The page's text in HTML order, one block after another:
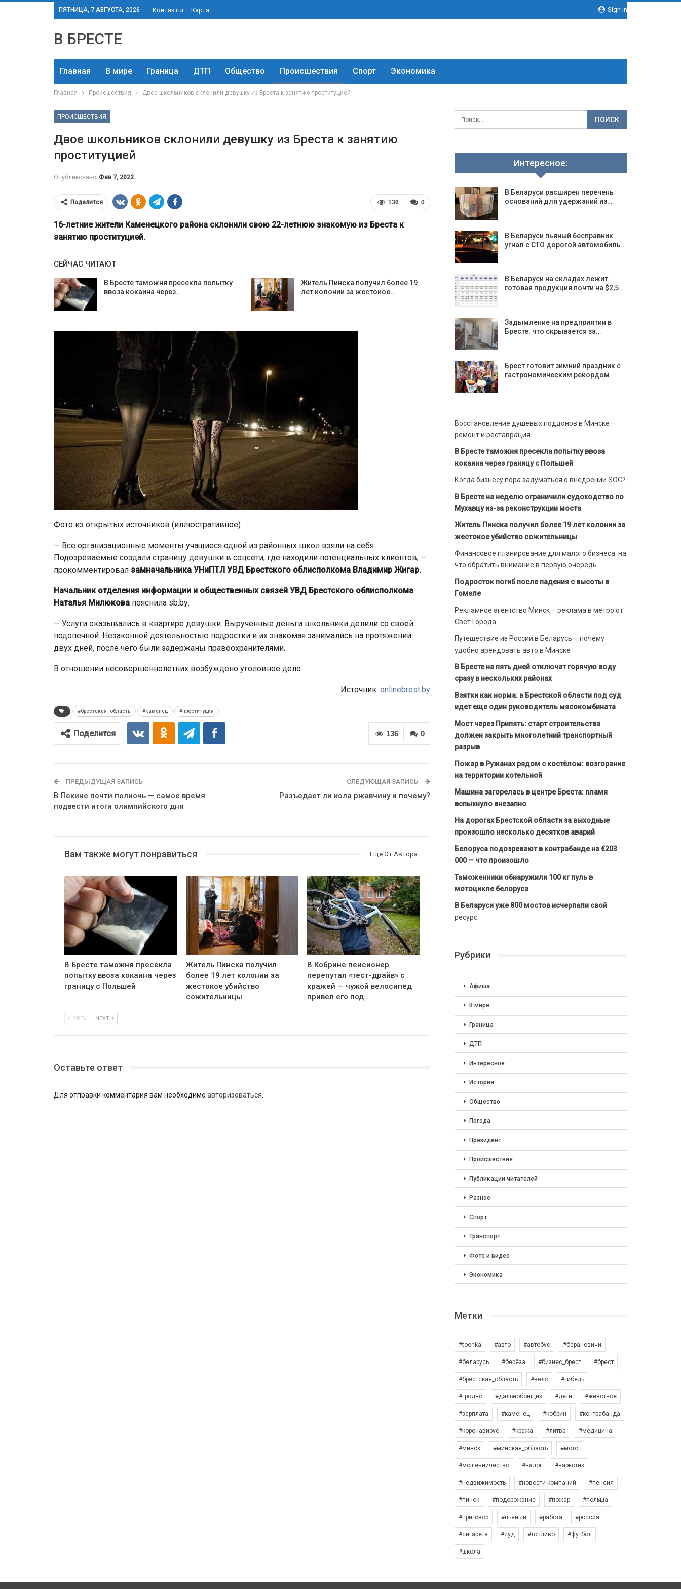
Sign in
ПЯТНИЦА, 7 АВГУСТА, 2026 Контакты Карта
В БРЕСТЕ
Главная В мире Граница ДТП Общество Происшествия Спорт Экономика
Главная Происшествия Двое школьников склонили девушку из Бреста к занятию проституцией
ПРОИСШЕСТВИЯ
Двое школьников склонили девушку из Бреста к занятию
проституцией
Опубликовано Фев 7, 2022
0
136
Поделится
16-летние жители Каменецкого района склонили свою 22-летнюю знакомую из Бреста к
занятию проституцией.
СЕЙЧАС ЧИТАЮТ
В Бресте таможня пресекла попытку
ввоза кокаина через…
Житель Пинска получил более 19
лет колонии за жестокое…
Фото из открытых источников (иллюстративное)
— Все организационные моменты учащиеся одной из районных школ взяли на себя.
Подозреваемые создали страницу девушки в соцсети, где находили потенциальных клиентов, —
прокомментировал замначальника УНиПТЛ УВД Брестского облисполкома Владимир Жигар.
Начальник отделения информации и общественных связей УВД Брестского облисполкома
Наталья Милюкова пояснила sb.by:
— Услуги оказывались в квартире девушки. Вырученные деньги школьники делили со своей
подопечной. Незаконной деятельностью подростки и их знакомая занимались на протяжении
двух дней, после чего были задержаны правоохранителями.
В отношении несовершеннолетних возбуждено уголовное дело.
Источник: onlinebrest.by
#брестская_область #каменец #проституция
0
136
Поделится
ПРЕДЫДУЩАЯ ЗАПИСЬ
В Пекине почти полночь — самое время
подвести итоги олимпийского дня
СЛЕДУЮЩАЯ ЗАПИСЬ
Разъедает ли кола ржавчину и почему?
Вам также могут понравиться Еще От Автора
В Бресте таможня пресекла
попытку ввоза кокаина через
границу с Польшей
Житель Пинска получил
более 19 лет колонии за
жестокое убийство
сожительницы
В Кобрине пенсионер
перепутал «тест-драйв» с
кражей — чужой велосипед
привел его под…
PREV NEXT
Оставьте ответ
Для отправки комментария вам необходимо авторизоваться
Интересное:
В Беларуси расширен перечень
оснований для удержаний из…
В Беларуси пьяный бесправник
угнал с СТО дорогой автомобиль…
В Беларуси на складах лежит
готовая продукция почти на $2,5…
Задымление на предприятии в
Бресте: что скрывается за…
Брест готовит зимний праздник с
гастрономическим рекордом
Восстановление душевых поддонов в Минске –
ремонт и реставрация
В Бресте таможня пресекла попытку ввоза
кокаина через границу с Польшей
Когда бизнесу пора задуматься о внедрении SOC?
В Бресте на неделю ограничили судоходство по
Мухавцу из-за реконструкции моста
Житель Пинска получил более 19 лет колонии за
жестокое убийство сожительницы
Финансовое планирование для малого бизнеса: на
что обратить внимание в первую очередь
Подросток погиб после падения с высоты в
Гомеле
Рекламное агентство Минск – реклама в метро от
Свет Города
Путешествие из России в Беларусь – почему
удобно арендовать авто в Минске
В Бресте на пять дней отключат горячую воду
сразу в нескольких районах
Взятки как норма: в Брестской области под суд
идет еще один руководитель мясокомбината
Мост через Припять: старт строительства
должен закрыть многолетний транспортный
разрыв
Пожар в Ружанах рядом с костёлом: возгорание
на территории котельной
Машина загорелась в центре Бреста: пламя
вспыхнуло внезапно
На дорогах Брестской области за выходные
произошло несколько десятков аварий
Белоруса подозревают в контрабанде на €203
000 — что произошло
Таможенники обнаружили 100 кг пуль в
мотоцикле белоруса
В Беларуси уже 800 мостов исчерпали свой
ресурс
Рубрики
Афиша
В мире
Граница
ДТП
Интересное
История
Общество
Погода
Президент
Происшествия
Публикации читателей
Разное
Спорт
Транспорт
Фото и видео
Экономика
Метки
#tochka #авто #автобус #барановичи
#беларусь #берёза #бизнес_брест #брест
#брестская_область #вело #гибель
#гродно #дальнобойщик #дети #животное
#зарплата #каменец #кобрин #контрабанда
#коронавирус #кража #литва #медицина
#минск #минская_область #мото
#мошенничество #налог #наркотик
#недвижимость #новости компаний #пенсия
#пинск #подорожание #пожар #польша
#приговор #пьяный #работа #россия
#сигарета #суд #топливо #футбол
#школа